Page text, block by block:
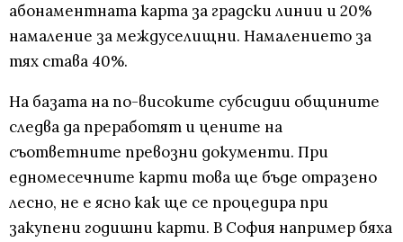
абонаментната карта за градски линии и 20%
намаление за междуселищни. Намалението за
тях става 40%.
На базата на по-високите субсидии общините
следва да преработят и цените на
съответните превозни документи. При
едномесечните карти това ще бъде отразено
лесно, не е ясно как ще се процедира при
закупени годишни карти. В София например бяха